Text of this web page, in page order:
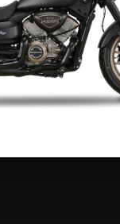
scooters μόλις
από όλα
ένα premium
15 PS